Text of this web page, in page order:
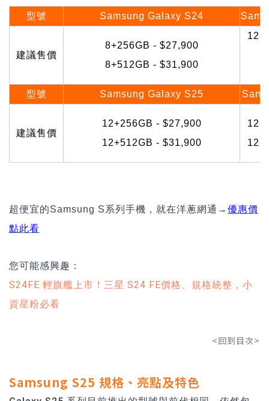
型號 Samsung Galaxy S24
建議售價
8+256GB - $27,900
8+512GB - $31,900
型號 Samsung Galaxy S25
建議售價
12+256GB - $27,900
12+512GB - $31,900
超便宜的Samsung S系列手機，就在洋蔥網通→ 優惠價
點此看
您可能感興趣：
S24FE 輕旗艦上市！三星 S24 FE價格、規格統整，小
資星粉必看
<回到目次>
Samsung S25 規格、亮點及特色